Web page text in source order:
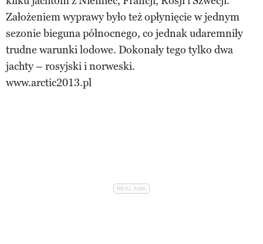
Założeniem wyprawy było też opłynięcie w jednym
sezonie bieguna północnego, co jednak udaremniły
trudne warunki lodowe. Dokonały tego tylko dwa
jachty – rosyjski i norweski.
www.arctic2013.pl